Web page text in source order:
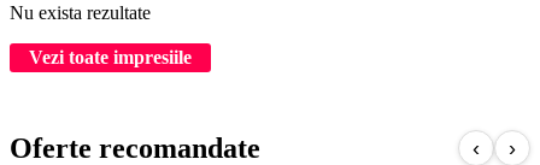
Nu exista rezultate
Vezi toate impresiile
Oferte recomandate ‹ ›